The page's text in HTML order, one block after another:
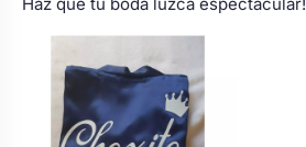
Haz que tu boda luzca espectacular!